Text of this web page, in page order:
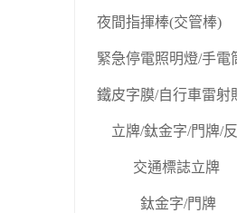
夜間指揮棒(交管棒)
緊急停電照明燈/手電
鐵皮字膜/自行車雷射
立牌/鈦金字/門牌/
交通標誌立牌
鈦金字/門牌